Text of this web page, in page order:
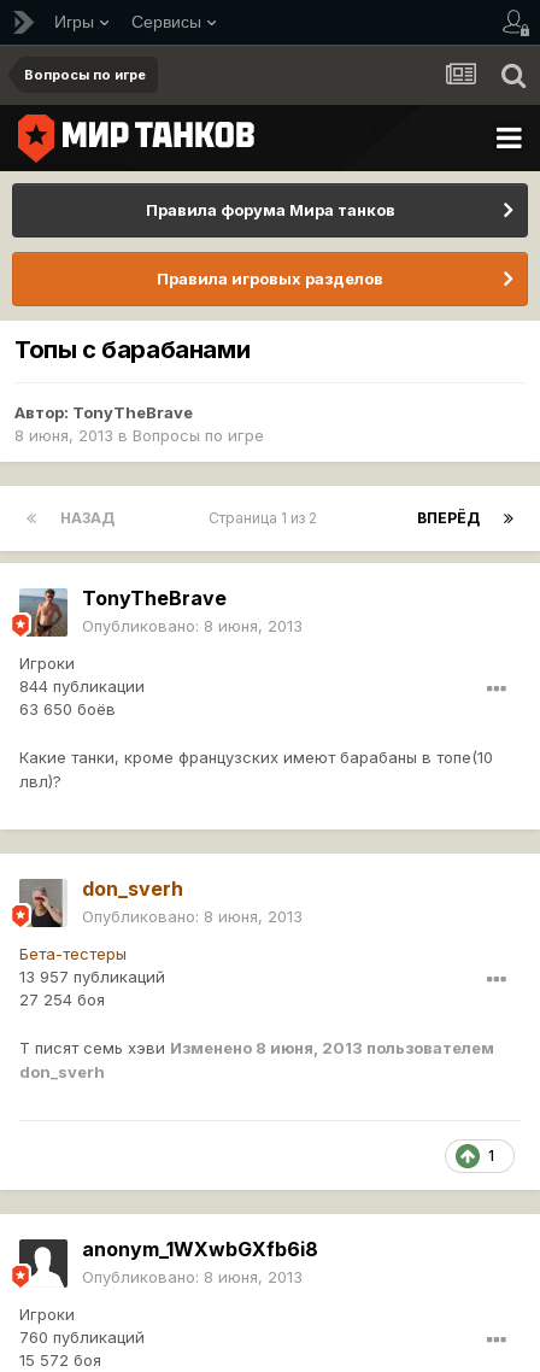
Игры Сервисы
Вопросы по игре
Правила форума Мира танков
Правила игровых разделов
Топы с барабанами
Автор: TonyTheBrave
8 июня, 2013 в Вопросы по игре
НАЗАД ВПЕРЁД
Страница 1 из 2
TonyTheBrave
Опубликовано: 8 июня, 2013
Игроки
844 публикации
63 650 боёв
Какие танки, кроме французских имеют барабаны в топе(10
лвл)?
don_sverh
Опубликовано: 8 июня, 2013
Бета-тестеры
13 957 публикаций
27 254 боя
Т писят семь хэви Изменено 8 июня, 2013 пользователем
don_sverh
1
anonym_1WXwbGXfb6i8
Опубликовано: 8 июня, 2013
Игроки
760 публикаций
15 572 боя